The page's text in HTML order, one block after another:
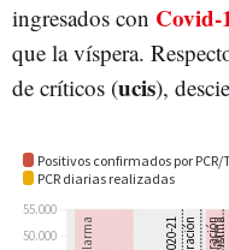
ingresados con Covid-
que la víspera.
de críticos (ucis),